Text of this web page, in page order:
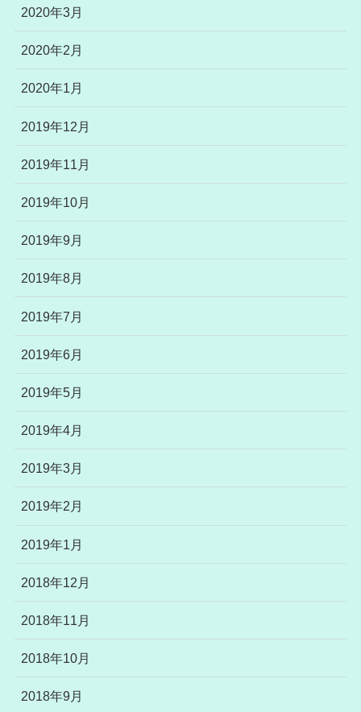
2020年3月
2020年2月
2020年1月
2019年12月
2019年11月
2019年10月
2019年9月
2019年8月
2019年7月
2019年6月
2019年5月
2019年4月
2019年3月
2019年2月
2019年1月
2018年12月
2018年11月
2018年10月
2018年9月